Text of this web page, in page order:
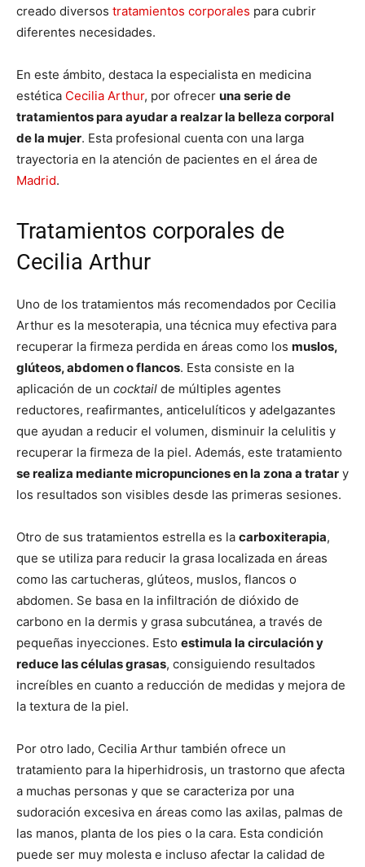
creado diversos tratamientos corporales para cubrir
diferentes necesidades.
En este ámbito, destaca la especialista en medicina
estética Cecilia Arthur, por ofrecer una serie de
tratamientos para ayudar a realzar la belleza corporal
de la mujer. Esta profesional cuenta con una larga
trayectoria en la atención de pacientes en el área de
Madrid.
Tratamientos corporales de
Cecilia Arthur
Uno de los tratamientos más recomendados por Cecilia
Arthur es la mesoterapia, una técnica muy efectiva para
recuperar la firmeza perdida en áreas como los muslos,
glúteos, abdomen o flancos. Esta consiste en la
aplicación de un cocktail de múltiples agentes
reductores, reafirmantes, anticelulíticos y adelgazantes
que ayudan a reducir el volumen, disminuir la celulitis y
recuperar la firmeza de la piel. Además, este tratamiento
se realiza mediante micropunciones en la zona a tratar y
los resultados son visibles desde las primeras sesiones.
Otro de sus tratamientos estrella es la carboxiterapia,
que se utiliza para reducir la grasa localizada en áreas
como las cartucheras, glúteos, muslos, flancos o
abdomen. Se basa en la infiltración de dióxido de
carbono en la dermis y grasa subcutánea, a través de
pequeñas inyecciones. Esto estimula la circulación y
reduce las células grasas, consiguiendo resultados
increíbles en cuanto a reducción de medidas y mejora de
la textura de la piel.
Por otro lado, Cecilia Arthur también ofrece un
tratamiento para la hiperhidrosis, un trastorno que afecta
a muchas personas y que se caracteriza por una
sudoración excesiva en áreas como las axilas, palmas de
las manos, planta de los pies o la cara. Esta condición
puede ser muy molesta e incluso afectar la calidad de